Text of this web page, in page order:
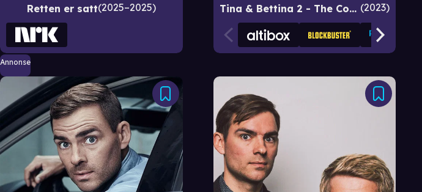
Retten er satt 2025–2025 Tina & Bettina 2 - The Comeback 2023
Annonse